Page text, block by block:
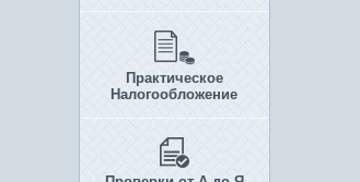
Практическое
Налогообложение